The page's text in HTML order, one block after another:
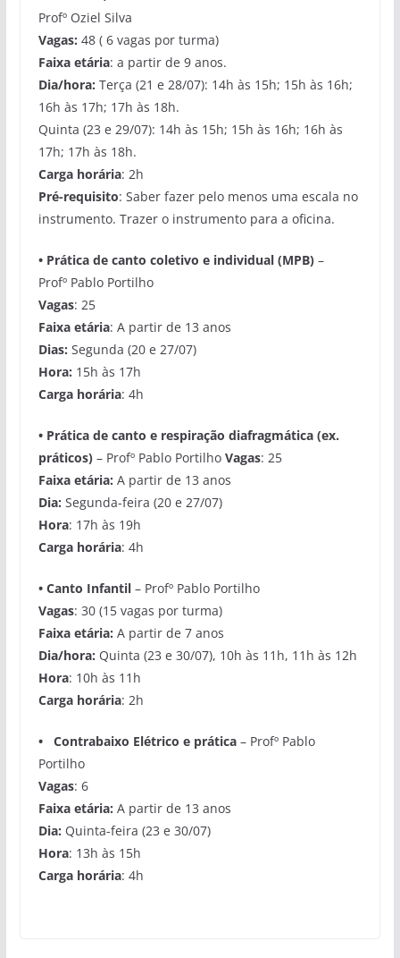
Profº Oziel Silva
Vagas: 48 ( 6 vagas por turma)
Faixa etária: a partir de 9 anos.
Dia/hora: Terça (21 e 28/07): 14h às 15h; 15h às 16h;
16h às 17h; 17h às 18h.
Quinta (23 e 29/07): 14h às 15h; 15h às 16h; 16h às
17h; 17h às 18h.
Carga horária: 2h
Pré-requisito: Saber fazer pelo menos uma escala no
instrumento. Trazer o instrumento para a oficina.
• Prática de canto coletivo e individual (MPB) –
Profº Pablo Portilho
Vagas: 25
Faixa etária: A partir de 13 anos
Dias: Segunda (20 e 27/07)
Hora: 15h às 17h
Carga horária: 4h
• Prática de canto e respiração diafragmática (ex.
práticos) – Profº Pablo Portilho Vagas: 25
Faixa etária: A partir de 13 anos
Dia: Segunda-feira (20 e 27/07)
Hora: 17h às 19h
Carga horária: 4h
• Canto Infantil– Profº Pablo Portilho
Vagas: 30 (15 vagas por turma)
Faixa etária: A partir de 7 anos
Dia/hora: Quinta (23 e 30/07), 10h às 11h, 11h às 12h
Hora: 10h às 11h
Carga horária: 2h
• Contrabaixo Elétrico e prática– Profº Pablo
Portilho
Vagas: 6
Faixa etária: A partir de 13 anos
Dia: Quinta-feira (23 e 30/07)
Hora: 13h às 15h
Carga horária: 4h